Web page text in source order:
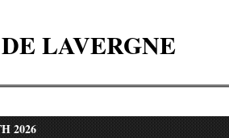
LAVERGNE
2026